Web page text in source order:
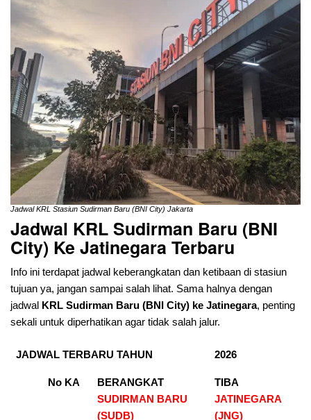
Jadwal KRL Stasiun Sudirman Baru (BNI City) Jakarta
Jadwal KRL Sudirman Baru (BNI
City) Ke Jatinegara Terbaru
Info ini terdapat jadwal keberangkatan dan ketibaan di stasiun
tujuan ya, jangan sampai salah lihat. Sama halnya dengan
jadwal KRL Sudirman Baru (BNI City) ke Jatinegara, penting
sekali untuk diperhatikan agar tidak salah jalur.
JADWAL TERBARU TAHUN 2026
No KA
BERANGKAT
SUDIRMAN BARU
(SUDB)
TIBA
JATINEGARA
(JNG)